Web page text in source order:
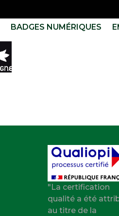
BADGES NUMÉRIQUES
"La certification
qualité a été
au titre de la